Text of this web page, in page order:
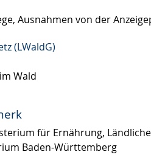
Ausnahmen von der
(LWaldG)
Wald
für Ernährung,
Baden-Württemberg